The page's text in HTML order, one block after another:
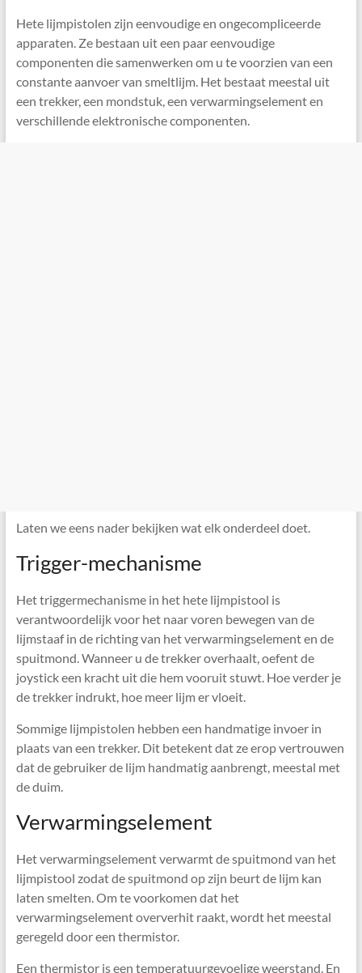
Hete lijmpistolen zijn eenvoudige en ongecompliceerde
apparaten. Ze bestaan ​​uit een paar eenvoudige
componenten die samenwerken om u te voorzien van een
constante aanvoer van smeltlijm. Het bestaat meestal uit
een trekker, een mondstuk, een verwarmingselement en
verschillende elektronische componenten.
Laten we eens nader bekijken wat elk onderdeel doet.
Trigger-mechanisme
Het triggermechanisme in het hete lijmpistool is
verantwoordelijk voor het naar voren bewegen van de
lijmstaaf in de richting van het verwarmingselement en de
spuitmond. Wanneer u de trekker overhaalt, oefent de
joystick een kracht uit die hem vooruit stuwt. Hoe verder je
de trekker indrukt, hoe meer lijm er vloeit.
Sommige lijmpistolen hebben een handmatige invoer in
plaats van een trekker. Dit betekent dat ze erop vertrouwen
dat de gebruiker de lijm handmatig aanbrengt, meestal met
de duim.
Verwarmingselement
Het verwarmingselement verwarmt de spuitmond van het
lijmpistool zodat de spuitmond op zijn beurt de lijm kan
laten smelten. Om te voorkomen dat het
verwarmingselement oververhit raakt, wordt het meestal
geregeld door een thermistor.
Een thermistor is een temperatuurgevoelige weerstand. En